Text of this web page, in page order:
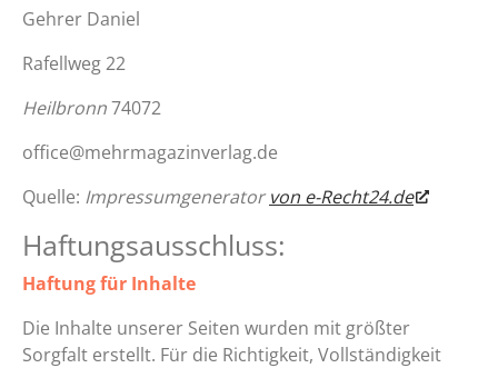
Gehrer Daniel
Rafellweg 22
Heilbronn74072
office@mehrmagazinverlag.de
Quelle: Impressumgeneratorvon e-Recht24.de
Haftungsausschluss:
Haftung für Inhalte
Die Inhalte unserer Seiten wurden mit größter
Sorgfalt erstellt. Für die Richtigkeit, Vollständigkeit